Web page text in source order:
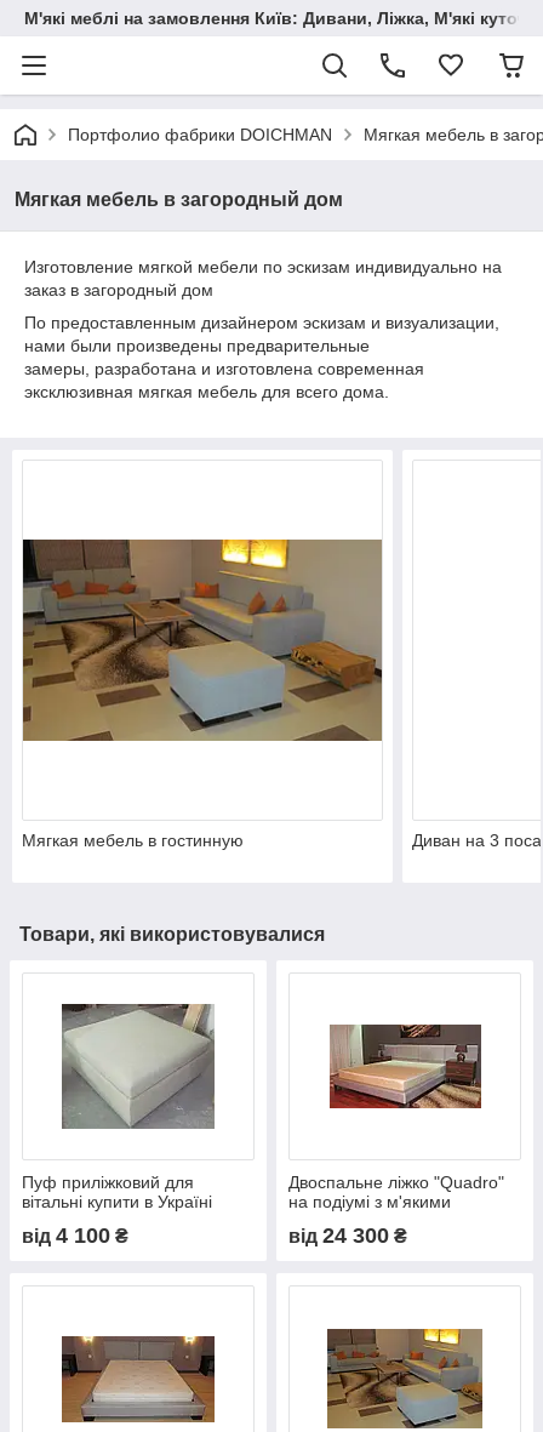
М'які меблі на замовлення Київ: Дивани, Ліжка, М'які
Портфолио фабрики DOICHMAN Мягкая мебель в
Мягкая мебель в загородный дом
Изготовление мягкой мебели по эскизам индивидуально на
заказ в загородный дом
По предоставленным дизайнером эскизам и визуализации,
нами были произведены предварительные
замеры, разработана и изготовлена современная
эксклюзивная мягкая мебель для всего дома.
Мягкая мебель в гостинную Диван на 3
Товари, які використовувалися
Пуф приліжковий для
вітальні купити в Україні
від 4 100 ₴
Двоспальне ліжко "Quadro"
на подіумі з м'якими
замовлення від виробника
від24 300 ₴